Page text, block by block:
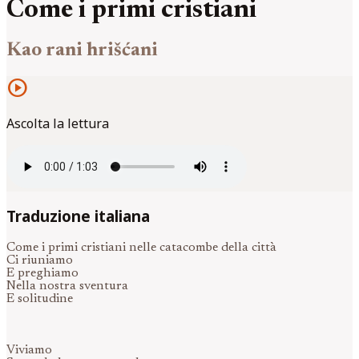
Come i primi cristiani
Kao rani hrišćani
play_circle
Ascolta la lettura
Traduzione italiana
Come i primi cristiani nelle catacombe della città
Ci riuniamo
E preghiamo
Nella nostra sventura
E solitudine
Viviamo